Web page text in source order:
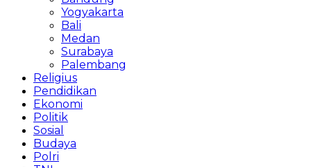
Yogyakarta
Bali
Medan
Surabaya
Palembang
Religius
Pendidikan
Ekonomi
Politik
Sosial
Budaya
Polri